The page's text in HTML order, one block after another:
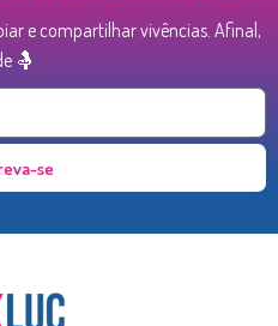
e compartilhar vivências. Afinal,
🤱
se